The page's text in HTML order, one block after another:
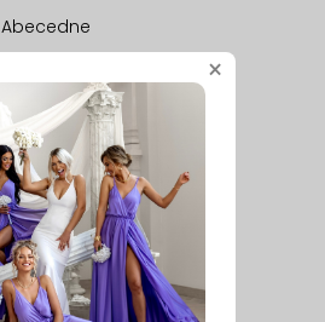
Abecedne
×